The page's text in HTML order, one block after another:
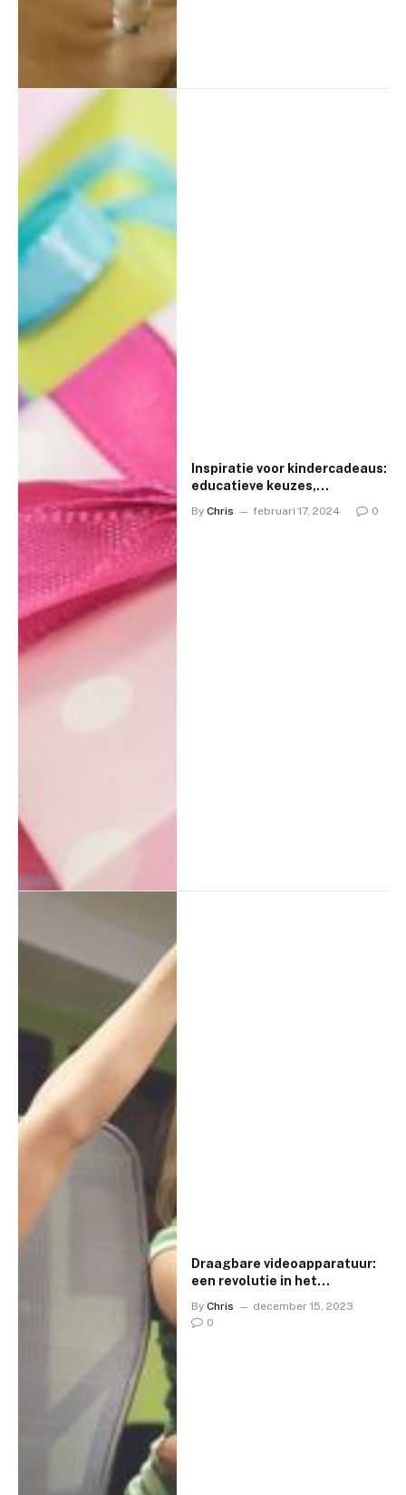
Inspiratie voor kindercadeaus:
educatieve keuzes,
budgetvriendelijke ideeën
By Chris februari 17, 2024 0
Draagbare videoapparatuur:
een revolutie in het
By Chris
december 15, 2023
0